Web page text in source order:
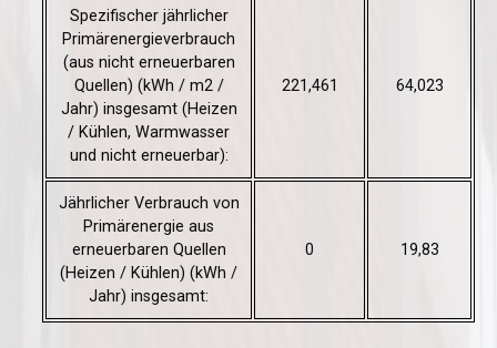
Spezifischer jährlicher
Primärenergieverbrauch
(aus nicht erneuerbaren
Quellen) (kWh / m2 /
Jahr) insgesamt (Heizen
/ Kühlen, Warmwasser
und nicht erneuerbar):
221,461 64,023
Jährlicher Verbrauch von
Primärenergie aus
erneuerbaren Quellen
(Heizen / Kühlen) (kWh /
Jahr) insgesamt:
0 19,83